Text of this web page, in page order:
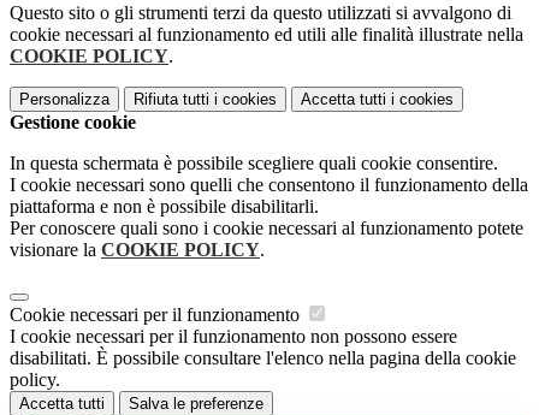
Questo sito o gli strumenti terzi da questo utilizzati si avvalgono di
cookie necessari al funzionamento ed utili alle finalità illustrate nella
COOKIE POLICY.
Personalizza Rifiuta tutti i cookies Accetta tutti i cookies
Gestione cookie
In questa schermata è possibile scegliere quali cookie consentire.
I cookie necessari sono quelli che consentono il funzionamento della
piattaforma e non è possibile disabilitarli.
Per conoscere quali sono i cookie necessari al funzionamento potete
visionare la COOKIE POLICY.
Cookie necessari per il funzionamento
I cookie necessari per il funzionamento non possono essere
disabilitati. È possibile consultare l'elenco nella pagina della cookie
policy.
Accetta tutti Salva le preferenze